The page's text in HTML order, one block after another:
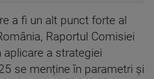
a fi un alt punct forte al
Raportul Comisiei
aplicare a strategiei
se menține în parametri și